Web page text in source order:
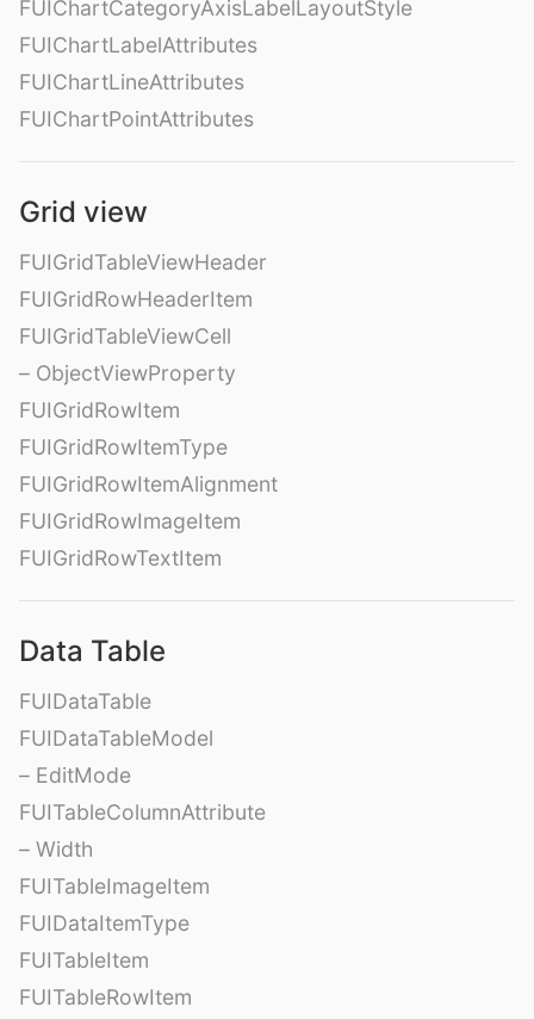
FUIChartCategoryAxisLabelLayoutStyle
FUIChartLabelAttributes
FUIChartLineAttributes
FUIChartPointAttributes
Grid view
FUIGridTableViewHeader
FUIGridRowHeaderItem
FUIGridTableViewCell
– ObjectViewProperty
FUIGridRowItem
FUIGridRowItemType
FUIGridRowItemAlignment
FUIGridRowImageItem
FUIGridRowTextItem
Data Table
FUIDataTable
FUIDataTableModel
– EditMode
FUITableColumnAttribute
– Width
FUITableImageItem
FUIDataItemType
FUITableItem
FUITableRowItem